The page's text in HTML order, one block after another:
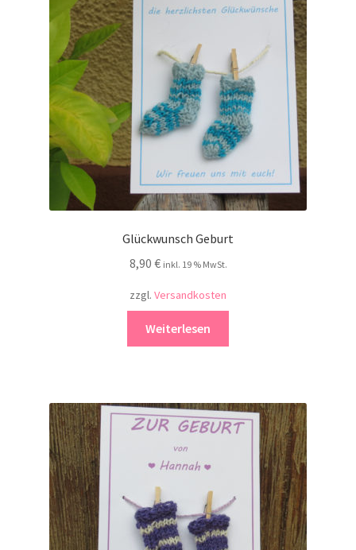
Glückwunsch Geburt
8,90 € inkl. 19 % MwSt.
zzgl. Versandkosten
Weiterlesen